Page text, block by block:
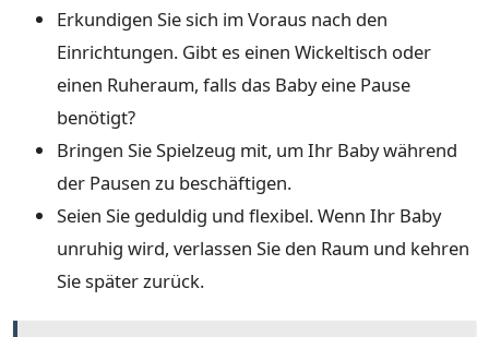
Erkundigen Sie sich im Voraus nach den
Einrichtungen. Gibt es einen Wickeltisch oder
einen Ruheraum, falls das Baby eine Pause
benötigt?
Bringen Sie Spielzeug mit, um Ihr Baby während
der Pausen zu beschäftigen.
Seien Sie geduldig und flexibel. Wenn Ihr Baby
unruhig wird, verlassen Sie den Raum und kehren
Sie später zurück.